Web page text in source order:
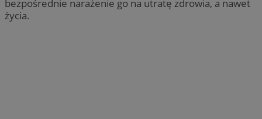
bezpośrednie narażenie go na utratę zdrowia, a nawet
życia.